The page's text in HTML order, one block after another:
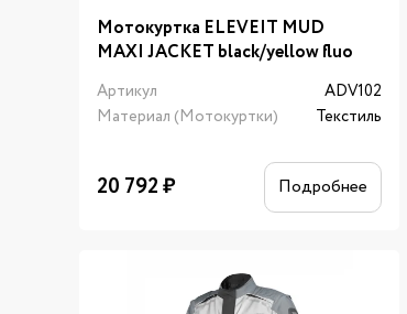
Мотокуртка ELEVEIT MUD
MAXI JACKET black/yellow fluo
Артикул
ADV102
Материал (Мотокуртки)
Текстиль
20 792₽ Подробнее